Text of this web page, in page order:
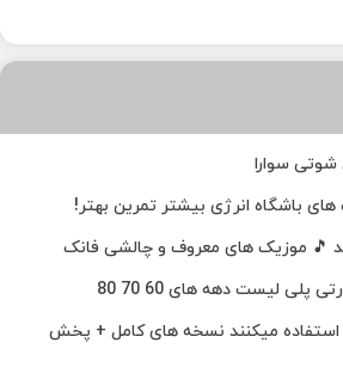
سوارا
باشگاه انرژی بیشتر تمرین بهتر!
🎵 موزیک‌ های معروف و چالشی فانک
پلی لیست دهه های 60 70 80
استفاده میکنند نسخه های کامل + پخش